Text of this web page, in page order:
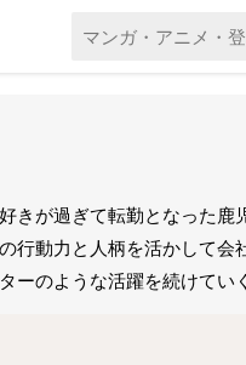
きが過ぎて転勤となった
行動力と人柄を活かして
ーのような活躍を続けて